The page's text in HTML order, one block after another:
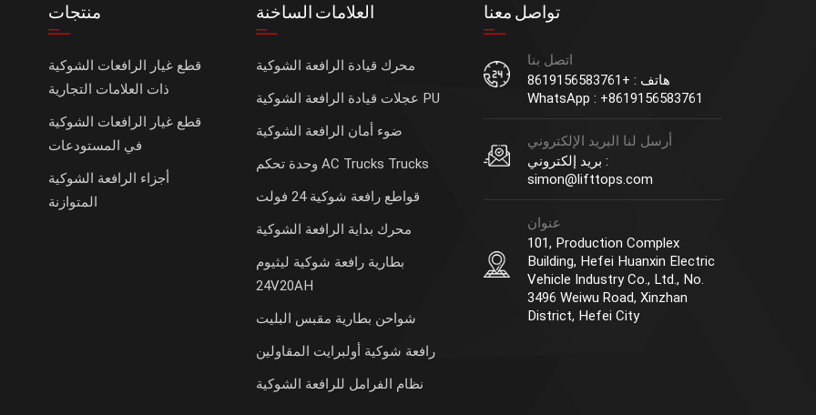
منتجات
قطع غيار الرافعات الشوكية
ذات العلامات التجارية
قطع غيار الرافعات الشوكية
في المستودعات
أجزاء الرافعة الشوكية
المتوازنة
العلامات الساخنة
محرك قيادة الرافعة الشوكية
عجلات قيادة الرافعة الشوكية PU
ضوء أمان الرافعة الشوكية
وحدة تحكم AC Trucks Trucks
قواطع رافعة شوكية 24 فولت
محرك بداية الرافعة الشوكية
بطارية رافعة شوكية ليثيوم
24V20AH
شواحن بطارية مقبس البليت
رافعة شوكية أولبرايت المقاولين
نظام الفرامل للرافعة الشوكية
تواصل معنا
اتصل بنا
هاتف : +8619156583761
WhatsApp : +8619156583761
أرسل لنا البريد الإلكتروني
بريد إلكتروني :
simon@lifttops.com
عنوان
101, Production Complex
Building, Hefei Huanxin Electric
Vehicle Industry Co., Ltd., No.
3496 Weiwu Road, Xinzhan
District, Hefei City